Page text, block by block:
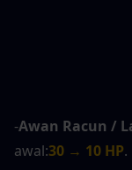
-Awan Racun /
awal:30 → 10 HP.